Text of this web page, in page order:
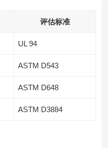
评估标准
UL 94
ASTM D543
ASTM D648
ASTM D3884